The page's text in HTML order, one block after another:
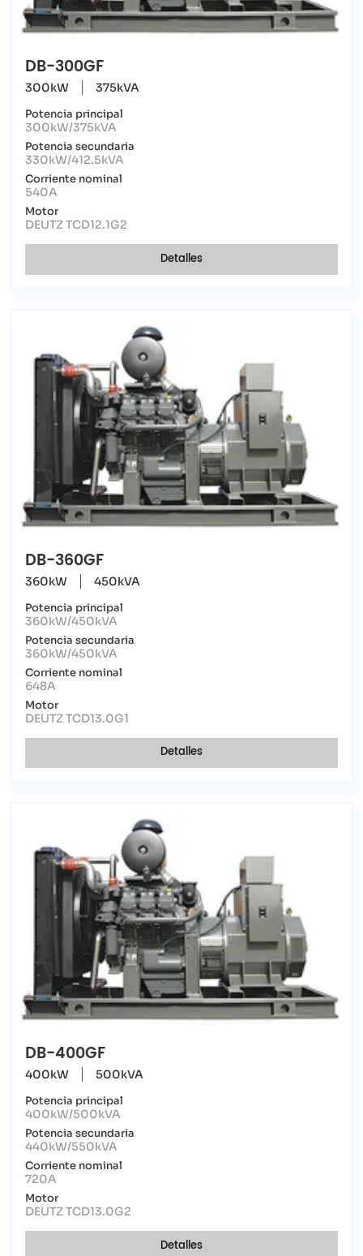
DB-300GF
300kW 375kVA
Potencia principal
300kW/375kVA
Potencia secundaria
330kW/412.5kVA
Corriente nominal
540A
Motor
DEUTZ TCD12.1G2
Detalles
DB-360GF
360kW 450kVA
Potencia principal
360kW/450kVA
Potencia secundaria
360kW/450kVA
Corriente nominal
648A
Motor
DEUTZ TCD13.0G1
Detalles
DB-400GF
400kW 500kVA
Potencia principal
400kW/500kVA
Potencia secundaria
440kW/550kVA
Corriente nominal
720A
Motor
DEUTZ TCD13.0G2
Detalles